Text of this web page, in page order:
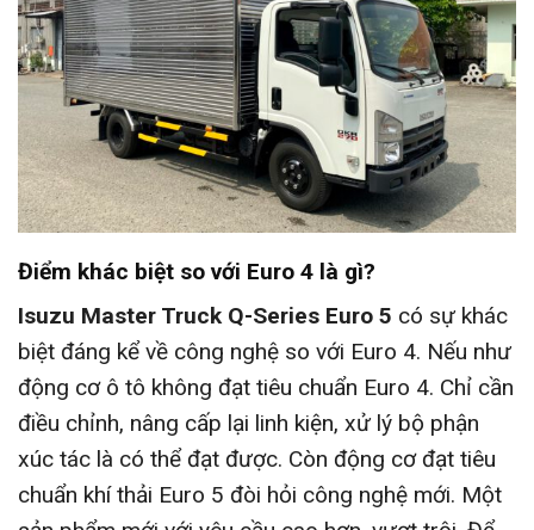
Điểm khác biệt so với Euro 4 là gì?
Isuzu Master Truck Q-Series Euro 5 có sự khác
biệt đáng kể về công nghệ so với Euro 4. Nếu như
động cơ ô tô không đạt tiêu chuẩn Euro 4. Chỉ cần
điều chỉnh, nâng cấp lại linh kiện, xử lý bộ phận
xúc tác là có thể đạt được. Còn động cơ đạt tiêu
chuẩn khí thải Euro 5 đòi hỏi công nghệ mới. Một